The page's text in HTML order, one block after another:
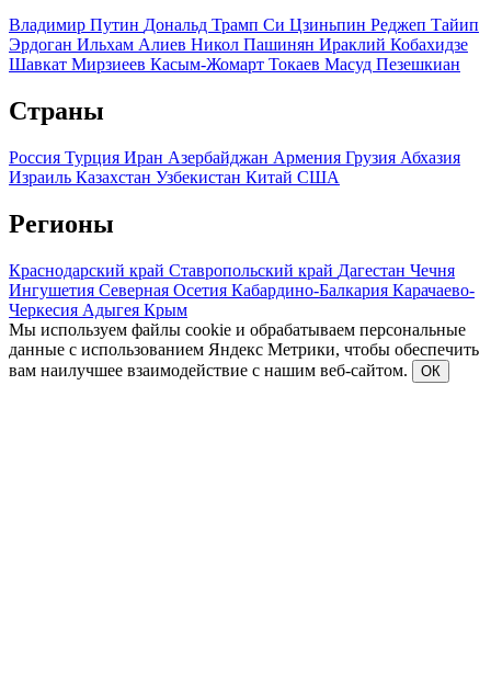
Владимир Путин Дональд Трамп Си Цзиньпин Реджеп Тайип
Эрдоган Ильхам Алиев Никол Пашинян Ираклий Кобахидзе
Шавкат Мирзиеев Касым-Жомарт Токаев Масуд Пезешкиан
Страны
Россия Турция Иран Азербайджан Армения Грузия Абхазия
Израиль Казахстан Узбекистан Китай США
Регионы
Краснодарский край Ставропольский край Дагестан Чечня
Ингушетия Северная Осетия Кабардино-Балкария Карачаево-
Черкесия Адыгея Крым
Мы используем файлы cookie и обрабатываем персональные
данные с использованием Яндекс Метрики, чтобы обеспечить
вам наилучшее взаимодействие с нашим веб-сайтом.
ОК